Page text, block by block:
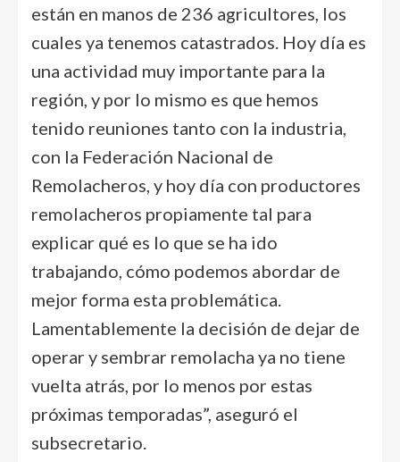
están en manos de 236 agricultores, los
cuales ya tenemos catastrados. Hoy día es
una actividad muy importante para la
región, y por lo mismo es que hemos
tenido reuniones tanto con la industria,
con la Federación Nacional de
Remolacheros, y hoy día con productores
remolacheros propiamente tal para
explicar qué es lo que se ha ido
trabajando, cómo podemos abordar de
mejor forma esta problemática.
Lamentablemente la decisión de dejar de
operar y sembrar remolacha ya no tiene
vuelta atrás, por lo menos por estas
próximas temporadas”, aseguró el
subsecretario.